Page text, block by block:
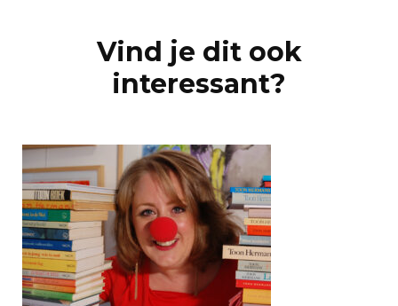
NavigationVind je dit ook
interessant?